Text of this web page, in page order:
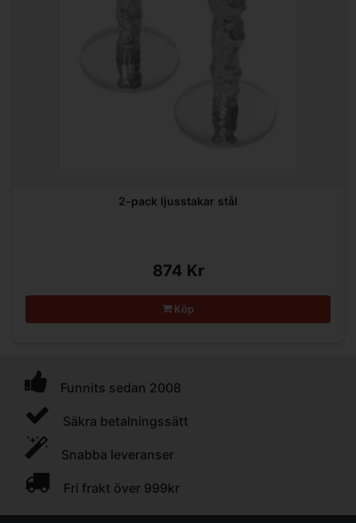
2-pack ljusstakar stål
874 Kr
Köp
Funnits sedan 2008
Säkra betalningssätt
Snabba leveranser
Fri frakt över 999kr